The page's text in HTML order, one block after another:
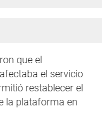
que el
el servicio
restablecer el
la plataforma en